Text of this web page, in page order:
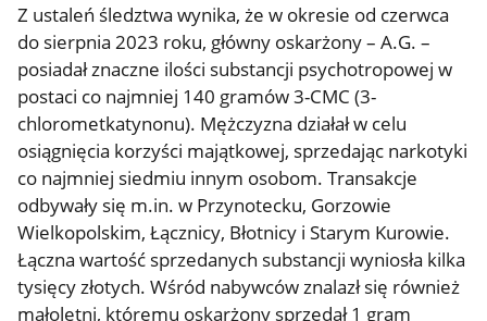
Z ustaleń śledztwa wynika, że w okresie od czerwca
do sierpnia 2023 roku, główny oskarżony – A.G. –
posiadał znaczne ilości substancji psychotropowej w
postaci co najmniej 140 gramów 3-CMC (3-
chlorometkatynonu). Mężczyzna działał w celu
osiągnięcia korzyści majątkowej, sprzedając narkotyki
co najmniej siedmiu innym osobom. Transakcje
odbywały się m.in. w Przynotecku, Gorzowie
Wielkopolskim, Łącznicy, Błotnicy i Starym Kurowie.
Łączna wartość sprzedanych substancji wyniosła kilka
tysięcy złotych. Wśród nabywców znalazł się również
małoletni, któremu oskarżony sprzedał 1 gram